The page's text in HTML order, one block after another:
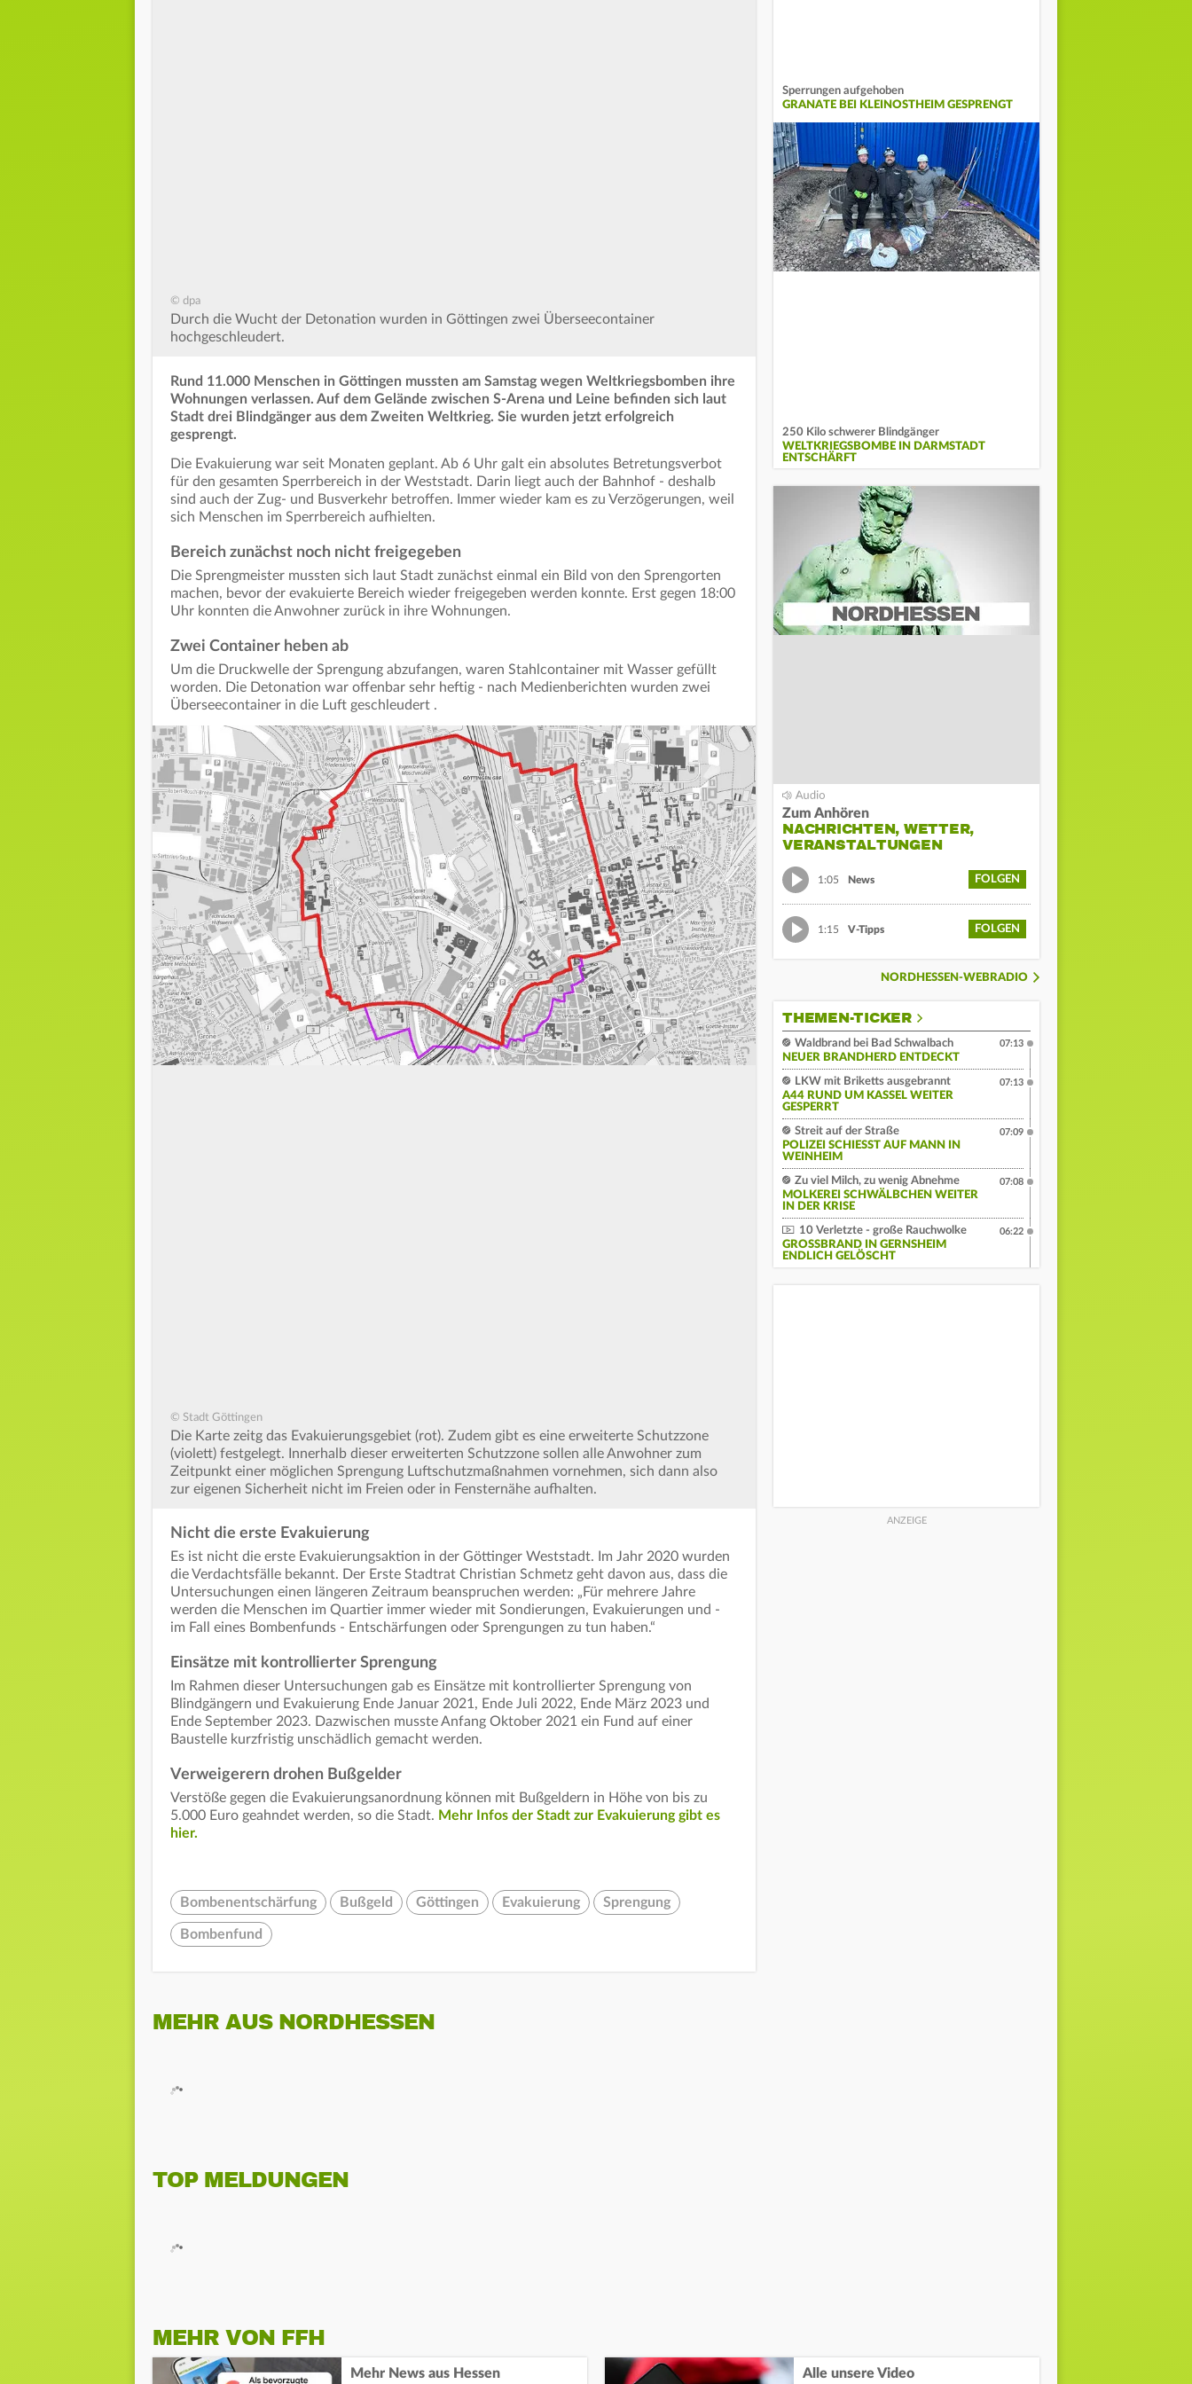
© dpa
Durch die Wucht der Detonation wurden in Göttingen zwei Überseecontainer
hochgeschleudert.
Rund 11.000 Menschen in Göttingen mussten am Samstag wegen Weltkriegsbomben ihre
Wohnungen verlassen. Auf dem Gelände zwischen S-Arena und Leine befinden sich laut
Stadt drei Blindgänger aus dem Zweiten Weltkrieg. Sie wurden jetzt erfolgreich
gesprengt.
Die Evakuierung war seit Monaten geplant. Ab 6 Uhr galt ein absolutes Betretungsverbot
für den gesamten Sperrbereich in der Weststadt. Darin liegt auch der Bahnhof - deshalb
sind auch der Zug- und Busverkehr betroffen. Immer wieder kam es zu Verzögerungen, weil
sich Menschen im Sperrbereich aufhielten.
Bereich zunächst noch nicht freigegeben
Die Sprengmeister mussten sich laut Stadt zunächst einmal ein Bild von den Sprengorten
machen, bevor der evakuierte Bereich wieder freigegeben werden konnte. Erst gegen 18:00
Uhr konnten die Anwohner zurück in ihre Wohnungen.
Zwei Container heben ab
Um die Druckwelle der Sprengung abzufangen, waren Stahlcontainer mit Wasser gefüllt
worden. Die Detonation war offenbar sehr heftig - nach Medienberichten wurden zwei
Überseecontainer in die Luft geschleudert .
© Stadt Göttingen
Die Karte zeitg das Evakuierungsgebiet (rot). Zudem gibt es eine erweiterte Schutzzone
(violett) festgelegt. Innerhalb dieser erweiterten Schutzzone sollen alle Anwohner zum
Zeitpunkt einer möglichen Sprengung Luftschutzmaßnahmen vornehmen, sich dann also
zur eigenen Sicherheit nicht im Freien oder in Fensternähe aufhalten.
Nicht die erste Evakuierung
Es ist nicht die erste Evakuierungsaktion in der Göttinger Weststadt. Im Jahr 2020 wurden
die Verdachtsfälle bekannt. Der Erste Stadtrat Christian Schmetz geht davon aus, dass die
Untersuchungen einen längeren Zeitraum beanspruchen werden: „Für mehrere Jahre
werden die Menschen im Quartier immer wieder mit Sondierungen, Evakuierungen und -
im Fall eines Bombenfunds - Entschärfungen oder Sprengungen zu tun haben.“
Einsätze mit kontrollierter Sprengung
Im Rahmen dieser Untersuchungen gab es Einsätze mit kontrollierter Sprengung von
Blindgängern und Evakuierung Ende Januar 2021, Ende Juli 2022, Ende März 2023 und
Ende September 2023. Dazwischen musste Anfang Oktober 2021 ein Fund auf einer
Baustelle kurzfristig unschädlich gemacht werden.
Verweigerern drohen Bußgelder
Verstöße gegen die Evakuierungsanordnung können mit Bußgeldern in Höhe von bis zu
5.000 Euro geahndet werden, so die Stadt. Mehr Infos der Stadt zur Evakuierung gibt es
hier.
Bombenentschärfung Bußgeld Göttingen Evakuierung Sprengung
Bombenfund
Sperrungen aufgehoben
GRANATE BEI KLEINOSTHEIM GESPRENGT
250 Kilo schwerer Blindgänger
WELTKRIEGSBOMBE IN DARMSTADT
ENTSCHÄRFT
Zum Anhören
NACHRICHTEN, WETTER,
VERANSTALTUNGEN
1:05 News FOLGEN
1:15 V-Tipps FOLGEN
NORDHESSEN-WEBRADIO
THEMEN-TICKER
Waldbrand bei Bad Schwalbach
NEUER BRANDHERD ENTDECKT
07:13
LKW mit Briketts ausgebrannt
A44 RUND UM KASSEL WEITER
GESPERRT
07:13
Streit auf der Straße
POLIZEI SCHIESST AUF MANN IN W
EINHEIM
07:09
Zu viel Milch, zu wenig Abnehme
MOLKEREI SCHWÄLBCHEN WEITER
IN DER KRISE
07:08
10 Verletzte - große Rauchwolke
GROSSBRAND IN GERNSHEIM E
NDLICH GELÖSCHT
06:22
MEHR AUS NORDHESSEN
TOP MELDUNGEN
MEHR VON FFH
Mehr News aus Hessen Alle unsere Video